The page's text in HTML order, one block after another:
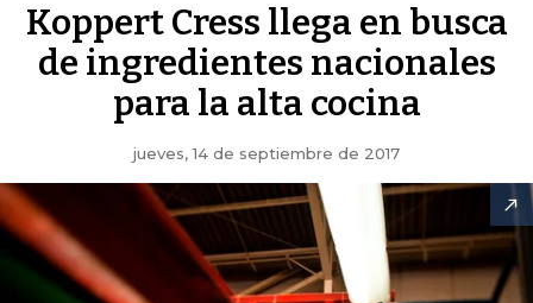
Koppert Cress llega en busca
de ingredientes nacionales
para la alta cocina
jueves, 14 de septiembre de 2017